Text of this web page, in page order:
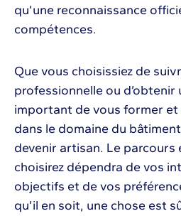
qu’une reconnaissance
compétences.
Que vous choisissiez de
professionnelle ou d’obtenir
important de vous former et
dans le domaine du
devenir artisan. Le parcours
choisirez dépendra de vos
objectifs et de vos
qu’il en soit, une chose est